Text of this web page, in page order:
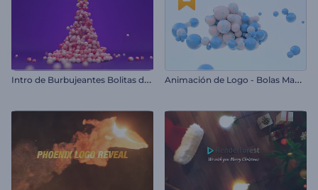
I
ntro de Burbujeantes Bolitas de Navidad A
nimación de Logo - Bolas Magnéticas